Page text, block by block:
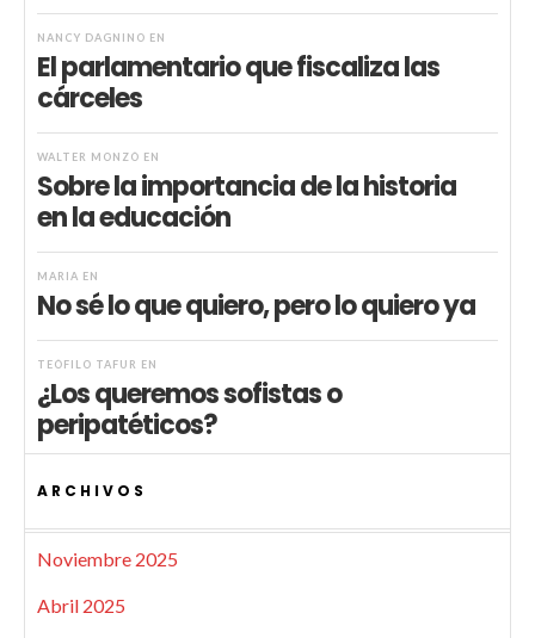
NANCY DAGNINO EN
El parlamentario que fiscaliza las
cárceles
WALTER MONZÓ EN
Sobre la importancia de la historia
en la educación
MARIA EN
No sé lo que quiero, pero lo quiero ya
TEÓFILO TAFUR EN
¿Los queremos sofistas o
peripatéticos?
ARCHIVOS
Noviembre 2025
Abril 2025